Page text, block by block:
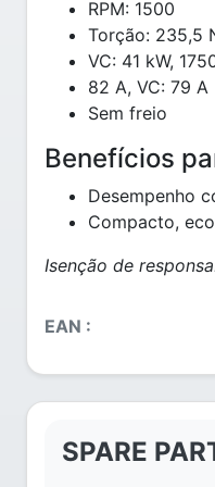
RPM: 1500
Torção: 235,5
VC: 41 kW,
82 A, VC: 79 A
Sem freio
Benefícios
Desempenho
Compacto,
Isenção de
EAN :
SPARE